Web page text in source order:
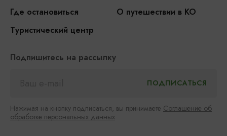
Где остановиться
О путешествии в КО
Туристический центр
Подпишитесь на рассылку
Нажимая на кнопку подписаться, вы принимаете Соглашение об
обработке персональных данных